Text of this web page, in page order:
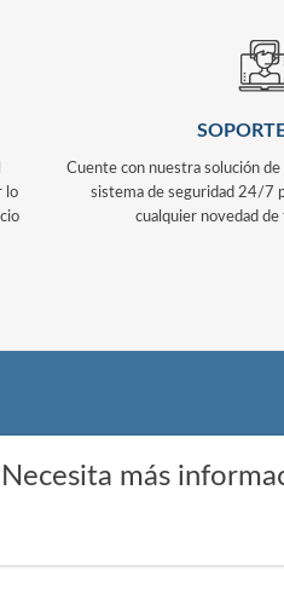
lo
Cuente con nuestra solución
sistema de seguridad 24/7
cualquier novedad
más